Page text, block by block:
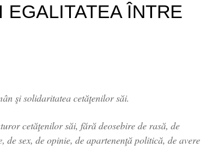
EGALITATEA ÎNTRE
şi solidaritatea cetăţenilor săi.
cetăţenilor săi, fără deosebire de rasă, de
sex, de opinie, de apartenenţă politică, de avere